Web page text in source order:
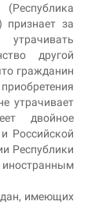
признает за
другой
гражданин
утрачивает
двойное
Российской
Республики
имеющих